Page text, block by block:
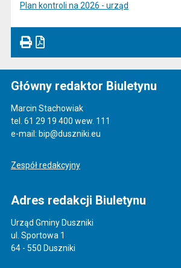
Plan kontroli na 2026 - urząd
Główny redaktor Biuletynu
Marcin Stachowiak
tel. 61 29 19 400 wew. 111
e-mail: bip@duszniki.eu
Zespół redakcyjny
Adres redakcji Biuletynu
Urząd Gminy Duszniki
ul. Sportowa 1
64 - 550 Duszniki